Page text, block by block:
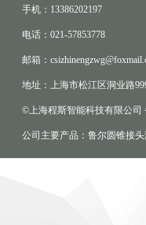
手机：13386202197
电话：021-57853778
邮箱：
地址：上海市松江区洞业路
©上海程斯智能科技有限公司
公司主要产品：鲁尔圆锥接